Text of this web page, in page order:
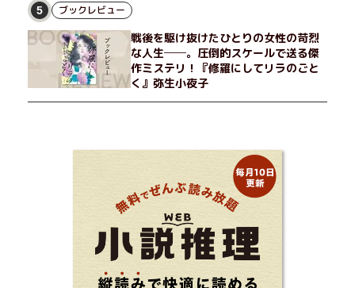
5 ブックレビュー
戦後を駆け抜けたひとりの女性の苛烈
な人生──。圧倒的スケールで送る傑
作ミステリ！『修羅にしてリラのごと
く』弥生小夜子